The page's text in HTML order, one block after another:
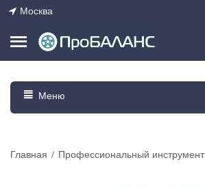
Москва
Меню
Главная / Профессиональный инструмент